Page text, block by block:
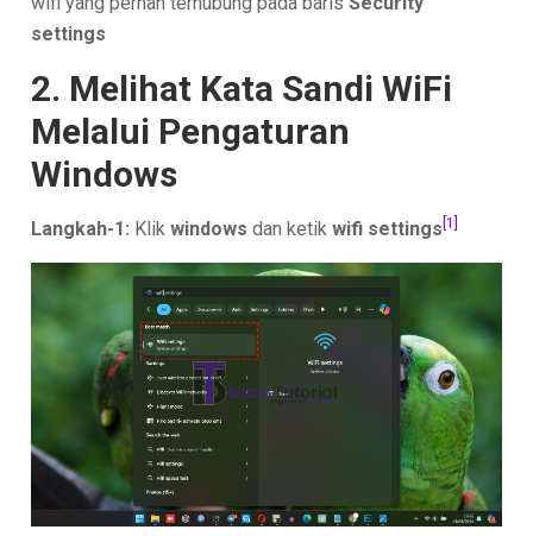
settings
2. Melihat Kata Sandi WiFi
Melalui Pengaturan
Windows
Langkah-1: Klikwindows dan ketikwifi settings [1]